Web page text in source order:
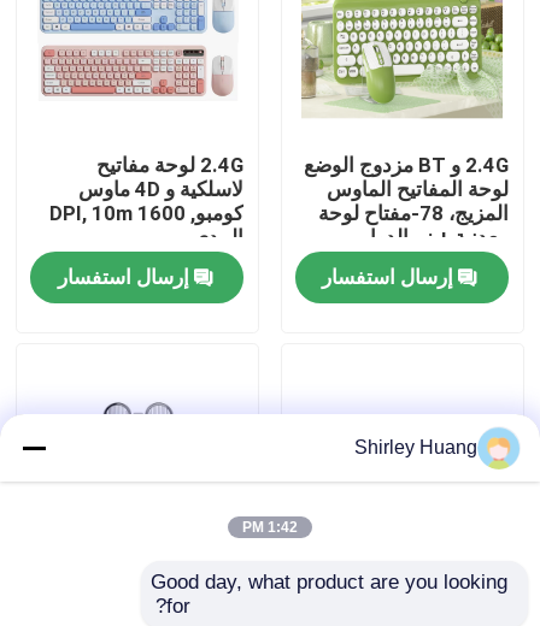
حولنا
جولة في المصنع
مراقبة الجودة
اتصل بنا
القضايا
2.4G و BT مزدوج الوضع
لوحة المفاتيح الماوس
المزيج، 78-مفتاح لوحة
معدنية + زر الدوار،
500mAh
إرسال استفسار
2.4G لوحة مفاتيح
لاسلكية و 4D ماوس
كومبو, 1600 DPI, 10m
المدى
إرسال استفسار
لوحة مفاتيح مريحة
الماوس اللاسلكية
الصامتة القابلة لإعادة
Shirley Huang
1:42 PM
Good day, what product are you looking
for?